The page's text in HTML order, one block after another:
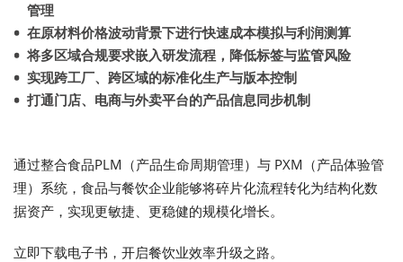
管理
在原材料价格波动背景下进行快速成本模拟与利润测算
将多区域合规要求嵌入研发流程，降低标签与监管风险
实现跨工厂、跨区域的标准化生产与版本控制
打通门店、电商与外卖平台的产品信息同步机制
通过整合食品PLM（产品生命周期管理）与 PXM（产品体验管
理）系统，食品与餐饮企业能够将碎片化流程转化为结构化数
据资产，实现更敏捷、更稳健的规模化增长。
立即下载电子书，开启餐饮业效率升级之路。